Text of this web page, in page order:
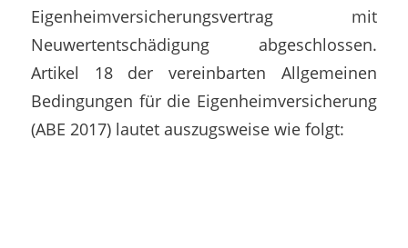
Eigenheimversicherungsvertrag mit
Neuwertentschädigung abgeschlossen.
Artikel 18 der vereinbarten Allgemeinen
Bedingungen für die Eigenheimversicherung
(ABE 2017) lautet auszugsweise wie folgt: